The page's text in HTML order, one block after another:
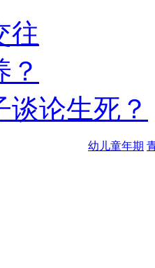
往
？
论生死？
幼儿童年期